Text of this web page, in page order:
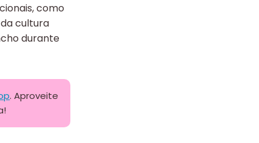
como
cultura
durante
. Aproveite